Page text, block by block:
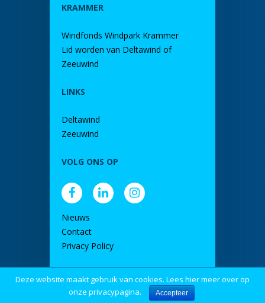
KRAMMER
Windfonds Windpark Krammer
Lid worden van Deltawind of
Zeeuwind
LINKS
Deltawind
Zeeuwind
VOLG ONS OP
Nieuws
Contact
Privacy Policy
door DINK
Deze website maakt gebruik van cookies. Lees hier meer over op
onze privacypagina.
Accepteer